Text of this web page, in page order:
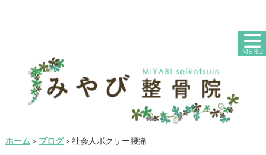
ホーム ＞ ブログ＞社会人ボクサー腰痛